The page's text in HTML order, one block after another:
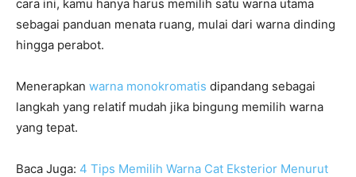
cara ini, kamu hanya harus memilih satu warna utama
sebagai panduan menata ruang, mulai dari warna dinding
hingga perabot.
Menerapkan warna monokromatis dipandang sebagai
langkah yang relatif mudah jika bingung memilih warna
yang tepat.
Baca Juga: 4 Tips Memilih Warna Cat Eksterior Menurut